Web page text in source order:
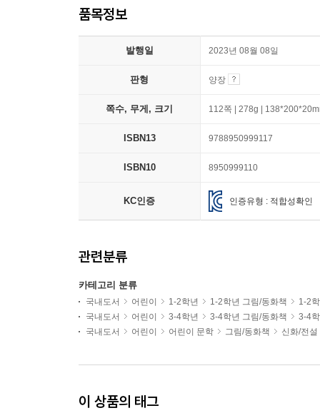
품목정보
발행일 2023년 08월 08일
판형 양장
쪽수, 무게, 크기 112쪽 | 278g |
ISBN13 9788950999117
ISBN10 8950999110
KC인증 인증유형 : 적합성확인
관련분류
카테고리 분류
국내도서 어린이 1-2학년 1-2학년 그림/동화책
1-2
국내도서
어린이 3-4학년 3-4학년 그림/동화책
3-4
국내도서
어린이 어린이 문학 그림/동화책 신화/전설
이 상품의 태그